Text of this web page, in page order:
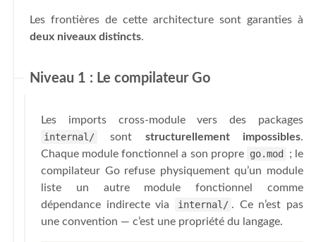
Les frontières de cette architecture sont garanties à
deux niveaux distincts.
Niveau 1 : Le compilateur Go
Les imports cross-module vers des packages
internal/
sont structurellement impossibles.
Chaque module fonctionnel a son propre go.mod
; le
compilateur Go refuse physiquement qu’un module
liste un autre module fonctionnel comme
dépendance indirecte via
internal/ . Ce n’est pas
une convention — c’est une propriété du langage.